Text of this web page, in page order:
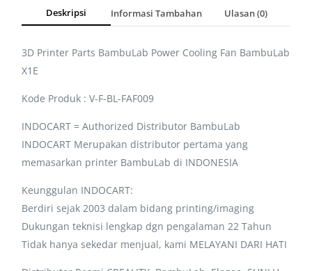
Deskripsi Informasi Tambahan Ulasan (0)
3D Printer Parts BambuLab Power Cooling Fan BambuLab
X1E
Kode Produk : V-F-BL-FAF009
INDOCART = Authorized Distributor BambuLab
INDOCART Merupakan distributor pertama yang
memasarkan printer BambuLab di INDONESIA
Keunggulan INDOCART:
Berdiri sejak 2003 dalam bidang printing/imaging
Dukungan teknisi lengkap dgn pengalaman 22 Tahun
Tidak hanya sekedar menjual, kami MELAYANI DARI HATI